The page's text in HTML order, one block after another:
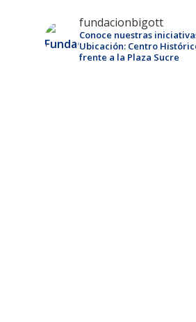
fundacionbigott
Conoce nuestras
Ubicación: Centro
frente a la Plaza Sucre